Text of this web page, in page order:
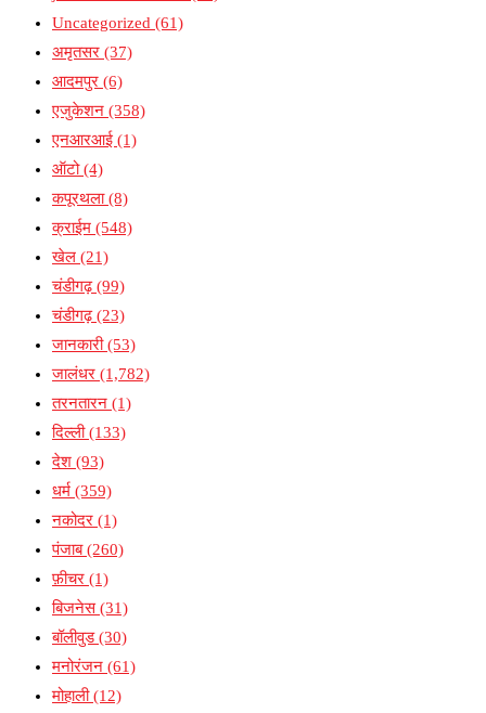
Uncategorized (61)
अमृतसर (37)
आदमपुर (6)
एजुकेशन (358)
एनआरआई (1)
ऑटो(4)
कपूरथला(8)
क्राईम (548)
खेल (21)
चंडीगढ़(99)
चंडीगढ़(23)
जानकारी(53)
जालंधर (1,782)
तरनतारन (1)
दिल्ली(133)
देश (93)
धर्म (359)
नकोदर (1)
पंजाब(260)
फ़ीचर (1)
बिजनेस(31)
बॉलीवुड(30)
मनोरंजन (61)
मोहाली(12)